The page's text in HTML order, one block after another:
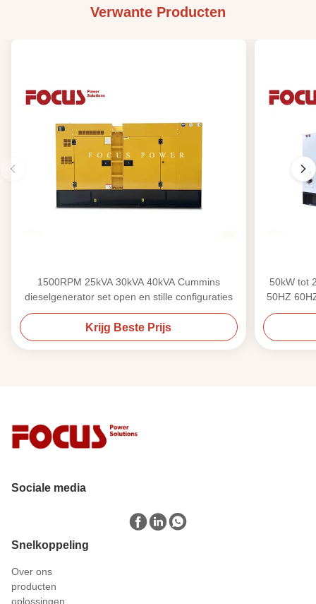
Verwante Producten
1500RPM 25kVA 30kVA 40kVA Cummins
dieselgenerator set open en stille configuraties
Krijg Beste Prijs
50kW tot
50HZ
Sociale media
Snelkoppeling
Over ons
producten
oplossingen